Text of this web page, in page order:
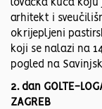
lovačka kuća koju
arhitekt i
okrijepljeni
koji se nalazi na
pogled na
2. dan GOLTE-
ZAGREB